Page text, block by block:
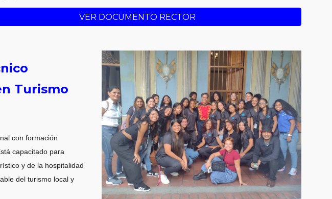
VER DOCUMENTO RECTOR
Turismo
con formación
capacitado para
y de la hospitalidad
del turismo local y